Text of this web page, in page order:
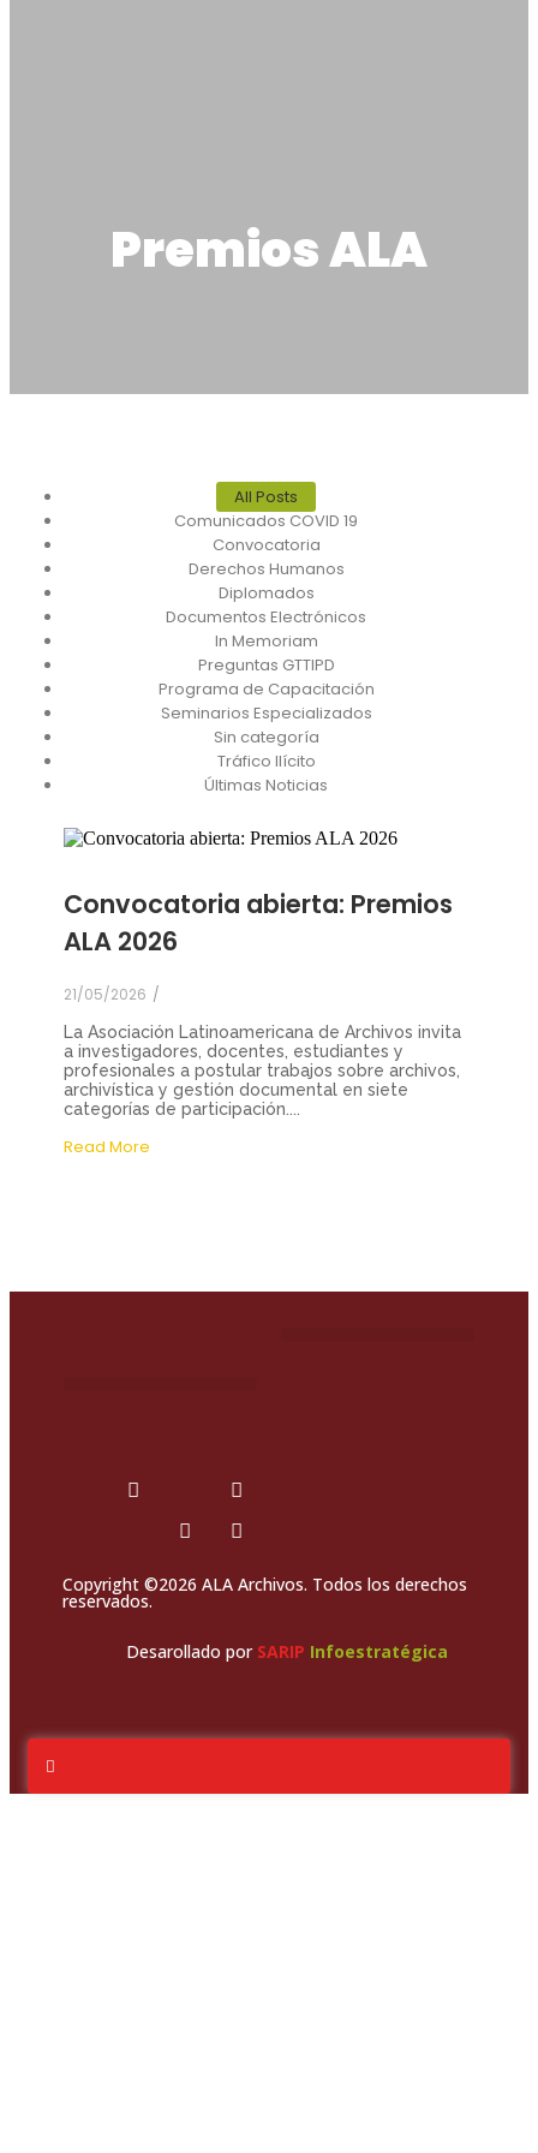
Premios ALA
All Posts
Comunicados COVID 19
Convocatoria
Derechos Humanos
Diplomados
Documentos Electrónicos
In Memoriam
Preguntas GTTIPD
Programa de Capacitación
Seminarios Especializados
Sin categoría
Tráfico Ilícito
Últimas Noticias
Convocatoria abierta: Premios
ALA 2026
21/05/2026 /
La Asociación Latinoamericana de Archivos invita
a investigadores, docentes, estudiantes y
profesionales a postular trabajos sobre archivos,
archivística y gestión documental en siete
categorías de participación....
Read More
Copyright ©2026 ALA Archivos. Todos los derechos
reservados.
Desarollado por SARIP Infoestratégica